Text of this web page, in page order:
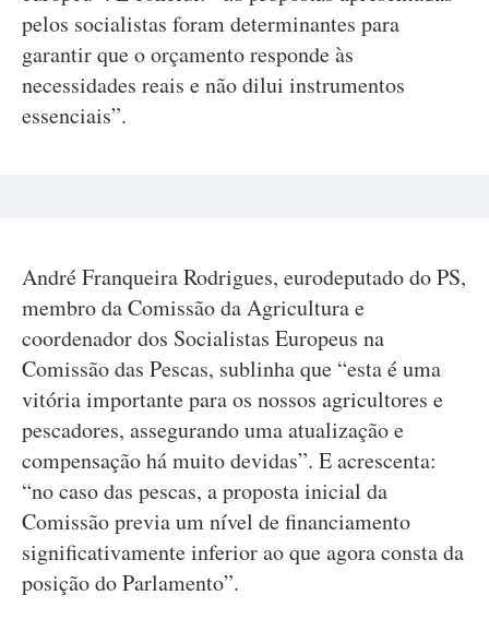
pelos socialistas foram determinantes para
garantir que o orçamento responde às
necessidades reais e não dilui instrumentos
essenciais”.
André Franqueira Rodrigues, eurodeputado do PS,
membro da Comissão da Agricultura e
coordenador dos Socialistas Europeus na
Comissão das Pescas, sublinha que “esta é uma
vitória importante para os nossos agricultores e
pescadores, assegurando uma atualização e
compensação há muito devidas”. E acrescenta:
“no caso das pescas, a proposta inicial da
Comissão previa um nível de financiamento
significativamente inferior ao que agora consta da
posição do Parlamento”.